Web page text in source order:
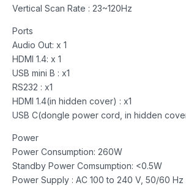
Vertical Scan Rate : 23~120Hz
Ports
Audio Out: x 1
HDMI 1.4: x 1
USB mini B : x1
RS232 : x1
HDMI 1.4(in hidden cover) : x1
USB C(dongle power cord, in hidden
Power
Power Consumption: 260W
Standby Power Comsumption: <0.5W
Power Supply : AC 100 to 240 V, 50/60 Hz